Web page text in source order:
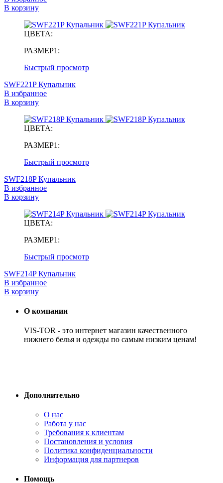
В корзину
ЦВЕТА:
РАЗМЕР1:
Быстрый просмотр
SWF221P Купальник
В избранное
В корзину
ЦВЕТА:
РАЗМЕР1:
Быстрый просмотр
SWF218P Купальник
В избранное
В корзину
ЦВЕТА:
РАЗМЕР1:
Быстрый просмотр
SWF214P Купальник
В избранное
В корзину
О компании
VIS-TOR - это интернет магазин качественного
нижнего белья и одежды по самым низким ценам!
Дополнительно
О нас
Работа у нас
Требования к клиентам
Постановления и условия
Политика конфиденциальности
Информация для партнеров
Помощь